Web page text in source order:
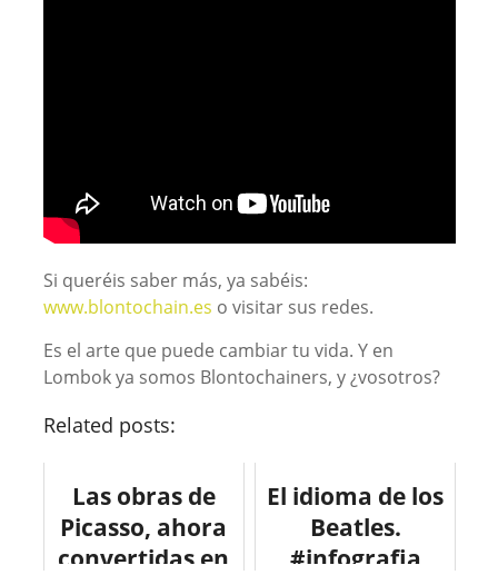
Si queréis saber más, ya sabéis:
www.blontochain.es o visitar sus redes.
Es el arte que puede cambiar tu vida. Y en
Lombok ya somos Blontochainers, y ¿vosotros?
Related posts:
Las obras de
Picasso, ahora
convertidas en
El idioma de los
Beatles.
#infografia